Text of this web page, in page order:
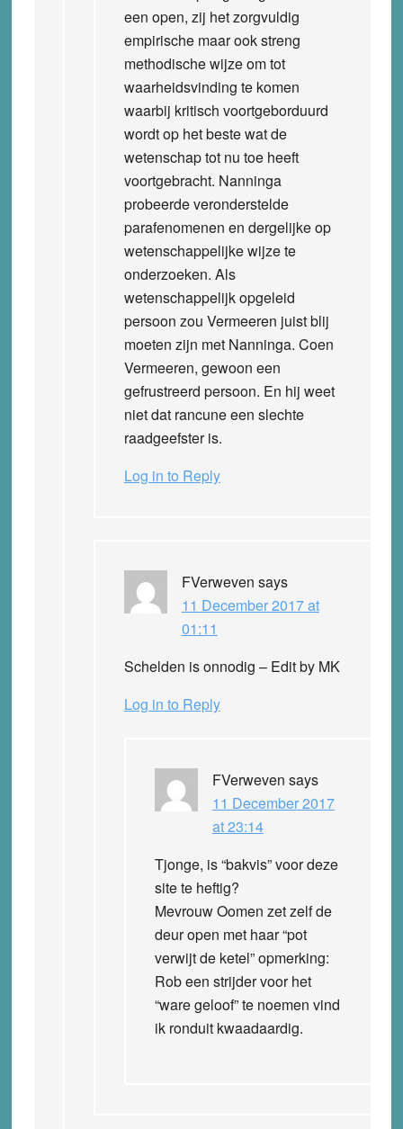
een open, zij het zorgvuldig
empirische maar ook streng
methodische wijze om tot
waarheidsvinding te komen
waarbij kritisch voortgeborduurd
wordt op het beste wat de
wetenschap tot nu toe heeft
voortgebracht. Nanninga
probeerde veronderstelde
parafenomenen en dergelijke op
wetenschappelijke wijze te
onderzoeken. Als
wetenschappelijk opgeleid
persoon zou Vermeeren juist blij
moeten zijn met Nanninga. Coen
Vermeeren, gewoon een
gefrustreerd persoon. En hij weet
niet dat rancune een slechte
raadgeefster is.
Log in to Reply
FVerweven says
11 December 2017 at
01:11
Schelden is onnodig – Edit by MK
Log in to Reply
FVerweven says
11 December 2017
at 23:14
Tjonge, is “bakvis” voor deze
site te heftig?
Mevrouw Oomen zet zelf de
deur open met haar “pot
verwijt de ketel” opmerking:
Rob een strijder voor het
“ware geloof” te noemen vind
ik ronduit kwaadaardig.